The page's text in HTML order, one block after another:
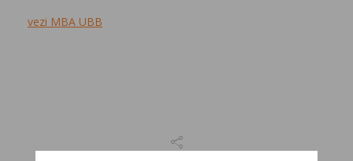
vezi MBA UBB